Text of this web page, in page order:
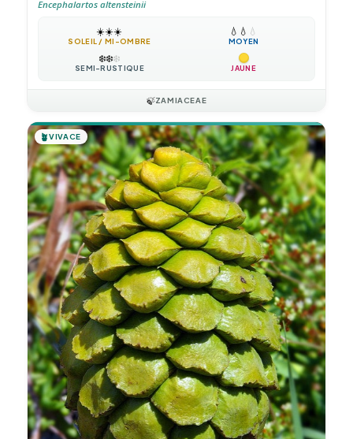
Encephalartos altensteinii
☀️☀️☀️
SOLEIL / MI-OMBRE
💧 💧 💧
MOYEN
❄️❄️❄️
SEMI-RUSTIQUE JAUNE
🍃ZAMIACEAE
🪴VIVACE